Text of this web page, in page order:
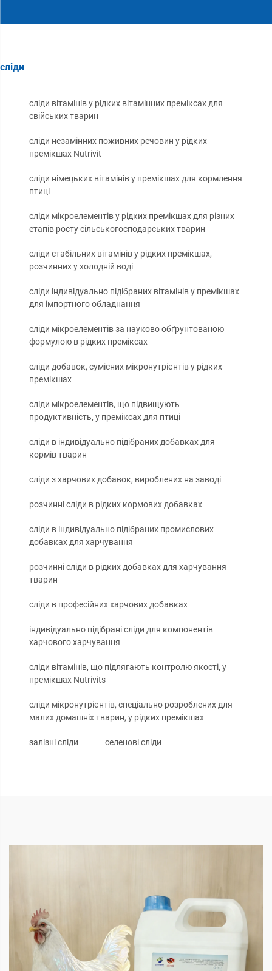
сліди
сліди вітамінів у рідких вітамінних преміксах для
свійських тварин
сліди незамінних поживних речовин у рідких
премікшах Nutrivit
сліди німецьких вітамінів у премікшах для кормлення
птиці
сліди мікроелементів у рідких премікшах для різних
етапів росту сільськогосподарських тварин
сліди стабільних вітамінів у рідких премікшах,
розчинних у холодній воді
сліди індивідуально підібраних вітамінів у премікшах
для імпортного обладнання
сліди мікроелементів за науково обґрунтованою
формулою в рідких преміксах
сліди добавок, сумісних мікронутрієнтів у рідких
премікшах
сліди мікроелементів, що підвищують
продуктивність, у преміксах для птиці
сліди в індивідуально підібраних добавках для
кормів тварин
сліди з харчових добавок, вироблених на заводі
розчинні сліди в рідких кормових добавках
сліди в індивідуально підібраних промислових
добавках для харчування
розчинні сліди в рідких добавках для харчування
тварин
сліди в професійних харчових добавках
індивідуально підібрані сліди для компонентів
харчового харчування
сліди вітамінів, що підлягають контролю якості, у
премікшах Nutrivits
сліди мікронутрієнтів, спеціально розроблених для
малих домашніх тварин, у рідких премікшах
залізні сліди селенові сліди